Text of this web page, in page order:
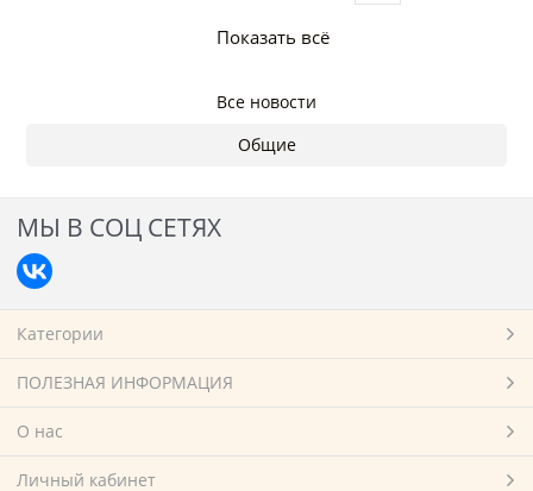
Показать всё
Все новости
Общие
МЫ В СОЦ СЕТЯХ
Категории
ПОЛЕЗНАЯ ИНФОРМАЦИЯ
О нас
Личный кабинет